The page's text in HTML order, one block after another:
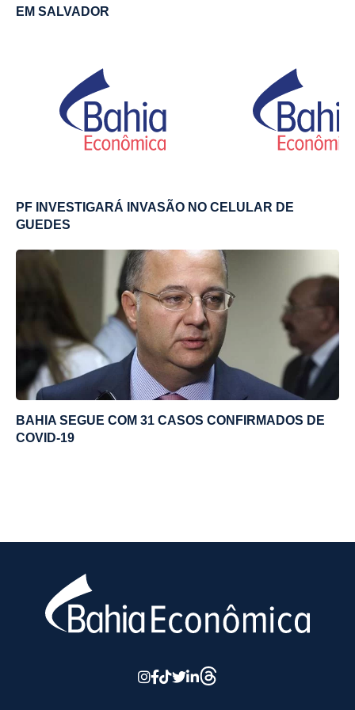
EM SALVADOR
PF INVESTIGARÁ INVASÃO NO CELULAR DE
GUEDES
BAHIA SEGUE COM 31 CASOS CONFIRMADOS DE
COVID-19